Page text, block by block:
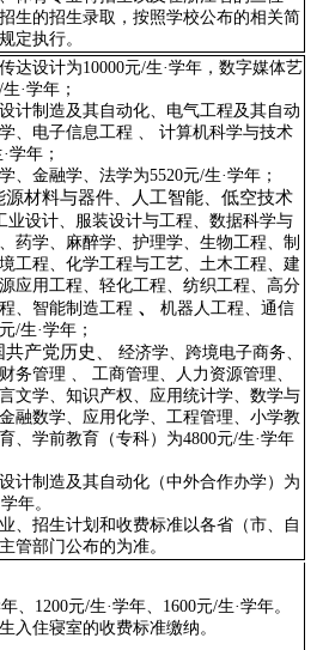
生的招生录取，按照学校公布的相关简
定执行。
达设计为10000元/生·学年，数字媒体艺
生·学年；
设计制造及其自动化、电气工程及其自动
、电子信息工程 、
计算机科学与技术
·学年；
、金融学、法学为5520元/生·学年；
源材料与器件、人工智能、低空技术
业设计、服装设计与工程、数据科学与
药学、麻醉学、护理学、生物工程、制
工程、化学工程与工艺、土木工程、建
应用工程、轻化工程、纺织工程、高分
、智能制造工程 、
机器人工程、通信
/生·学年；
共产党历史、
经济学、跨境电子商务、
务管理 、
工商管理、人力资源管理、
文学、知识产权、应用统计学、数学与
融数学、应用化学、工程管理、小学教
、学前教育（专科）为4800元/生·学年
设计制造及其自动化（中外合作办学）为
学年。
、招生计划和收费标准以各省（市、自
管部门公布的为准。
、 1200元/生·学年、 1600元/生·学年。
入住寝室的收费标准缴纳。